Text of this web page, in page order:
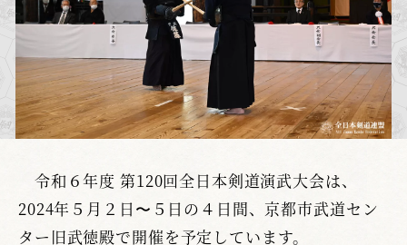
令和６年度 第120回全日本剣道演武大会は、
2024年５月２日〜５日の４日間、京都市武道セン
ター旧武徳殿で開催を予定しています。